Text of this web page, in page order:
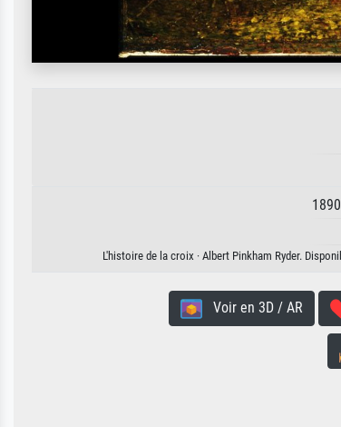
L'histoire de la croix · Albert Pinkham Ryder.
Voir en 3D / AR